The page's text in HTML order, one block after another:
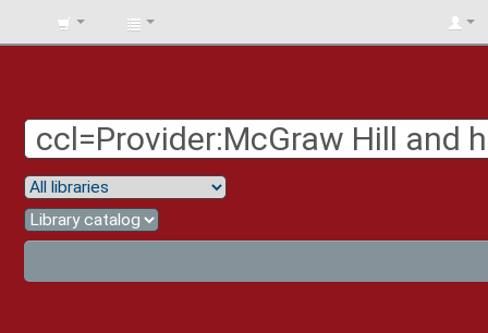
BIBLIOTECA